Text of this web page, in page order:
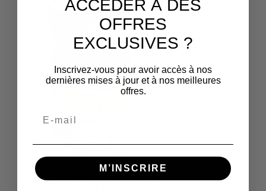
ACCÉDER À DES
OFFRES
EXCLUSIVES ?
Inscrivez-vous pour avoir accès à nos
dernières mises à jour et à nos meilleures
offres.
M’INSCRIRE